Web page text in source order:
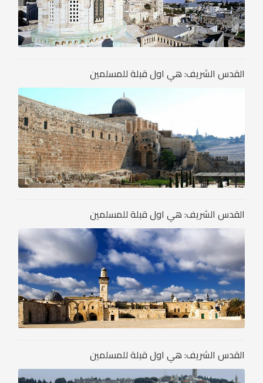
القدس الشريف: هي اول قبلة للمسلمين
القدس الشريف: هي اول قبلة للمسلمين
القدس الشريف: هي اول قبلة للمسلمين